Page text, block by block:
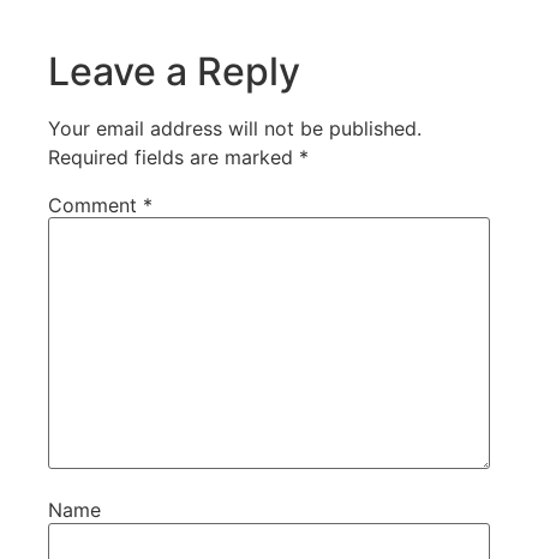
Leave a Reply
Your email address will not be published.
Required fields are marked *
Comment *
Name